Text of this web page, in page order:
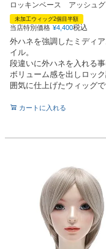
ロッキンベース アッシュグ
未加工ウィッグ2個目半額
当店特別価格 ¥4,400税込
外ハネを強調したミディ
イル。
段違いに外ハネを入れる事
ボリューム感を出しロッ
囲気に仕上げたウィッグで
カートに入れる